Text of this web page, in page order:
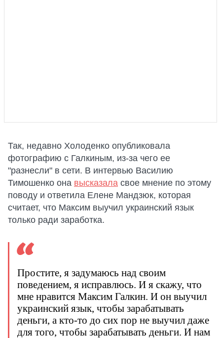
Так, недавно Холоденко опубликовала
фотографию с Галкиным, из-за чего ее
"разнесли" в сети. В интервью Василию
Тимошенко она высказала свое мнение по этому
поводу и ответила Елене Мандзюк, которая
считает, что Максим выучил украинский язык
только ради заработка.
Простите, я задумаюсь над своим
поведением, я исправлюсь. И я скажу, что
мне нравится Максим Галкин. И он выучил
украинский язык, чтобы зарабатывать
деньги, а кто-то до сих пор не выучил даже
для того, чтобы зарабатывать деньги. И нам